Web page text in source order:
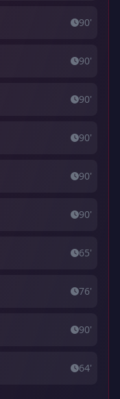
90'
90'
90'
90'
90'
90'
65'
76'
90'
64'